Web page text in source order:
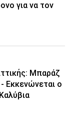
για να τον
Μπαράζ
Εκκενώνεται ο